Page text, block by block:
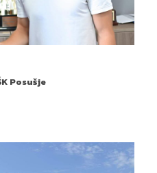
Posušje